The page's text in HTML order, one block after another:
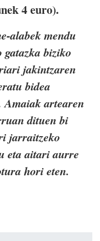
4 euro).
alabek mendu
biziko
jakintzaren
bidea
Amaiak artearen
dituen bi
jarraitzeko
eta aitari aurre
hori eten.